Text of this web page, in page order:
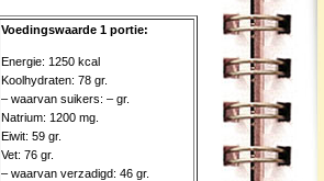
Voedingswaarde 1 portie:
Energie: 1250 kcal
Koolhydraten: 78 gr.
– waarvan suikers: – gr.
Natrium: 1200 mg.
Eiwit: 59 gr.
Vet: 76 gr.
– waarvan verzadigd: 46 gr.